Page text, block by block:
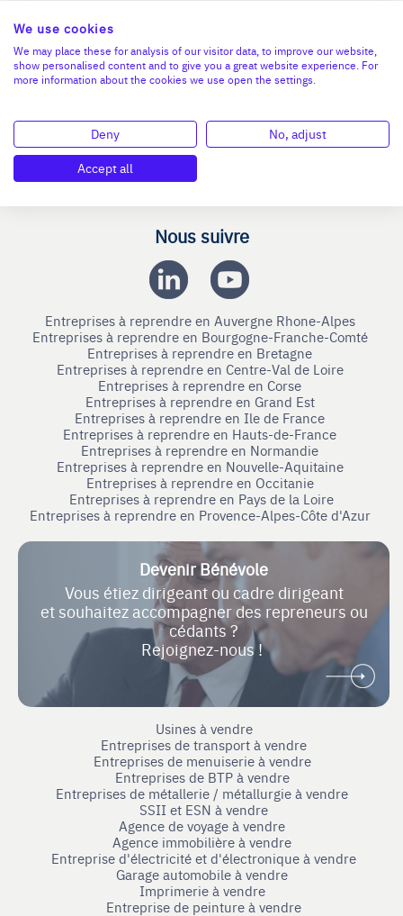
Cession entreprise
Nous contacter
Mentions légales
Connexion
Nous suivre
Entreprises à reprendre en Auvergne Rhone-Alpes
Entreprises à reprendre en Bourgogne-Franche-Comté
Entreprises à reprendre en Bretagne
Entreprises à reprendre en Centre-Val de Loire
Entreprises à reprendre en Corse
Entreprises à reprendre en Grand Est
Entreprises à reprendre en Ile de France
Entreprises à reprendre en Hauts-de-France
Entreprises à reprendre en Normandie
Entreprises à reprendre en Nouvelle-Aquitaine
Entreprises à reprendre en Occitanie
Entreprises à reprendre en Pays de la Loire
Entreprises à reprendre en Provence-Alpes-Côte d'Azur
Devenir Bénévole
Vous étiez dirigeant ou cadre dirigeant
et souhaitez accompagner des repreneurs ou
cédants ?
Rejoignez-nous !
Usines à vendre
Entreprises de transport à vendre
Entreprises de menuiserie à vendre
Entreprises de BTP à vendre
Entreprises de métallerie / métallurgie à vendre
SSII et ESN à vendre
Agence de voyage à vendre
Agence immobilière à vendre
Entreprise d'électricité et d'électronique à vendre
Garage automobile à vendre
Imprimerie à vendre
Entreprise de peinture à vendre
We use cookies
We may place these for analysis of our visitor data, to improve our website,
show personalised content and to give you a great website experience. For
more information about the cookies we use open the settings.
Deny
No, adjust
Accept all